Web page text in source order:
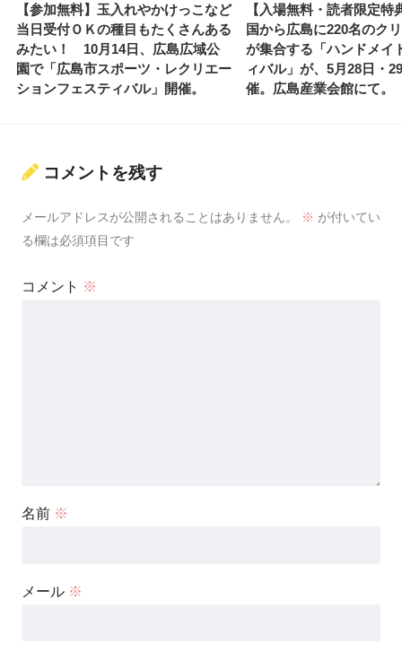
【参加無料】玉入れやかけっこなど
当日受付ＯＫの種目もたくさんある
みたい！ 10月14日、広島広域公
園で「広島市スポーツ・レクリエー
ションフェスティバル」開催。
【入場無料・読者限定特
国から広島に220名のク
が集合する「ハンドメイ
ィバル」が、5月28日・
催。広島産業会館にて。
コメントを残す
メールアドレスが公開されることはありません。 ※ が付いてい
る欄は必須項目です
コメント ※
名前 ※
メール ※